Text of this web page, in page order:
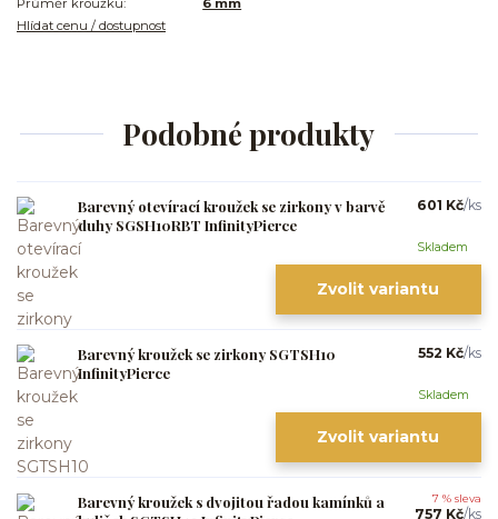
Hlídat cenu / dostupnost
Podobné produkty
Barevný otevírací kroužek se zirkony v barvě
duhy SGSH10RBT InfinityPierce
601 Kč/ks
Skladem
Zvolit variantu
Barevný kroužek se zirkony SGTSH10
InfinityPierce
552 Kč/ks
Skladem
Zvolit variantu
Barevný kroužek s dvojitou řadou kamínků a
7 % sleva
757 Kč/ks